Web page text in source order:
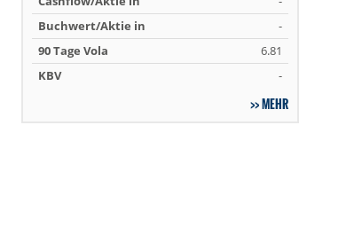
Buchwert/Aktie in
-
90 Tage Vola
6.81
KBV
-
MEHR